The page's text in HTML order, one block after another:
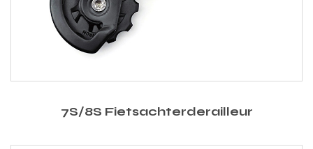
7S/8S Fietsachterderailleur